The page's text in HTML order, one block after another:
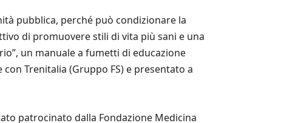
pubblica, perché può condizionare la
di promuovere stili di vita più sani e una
un manuale a fumetti di educazione
Trenitalia (Gruppo FS) e presentato a
patrocinato dalla Fondazione Medicina